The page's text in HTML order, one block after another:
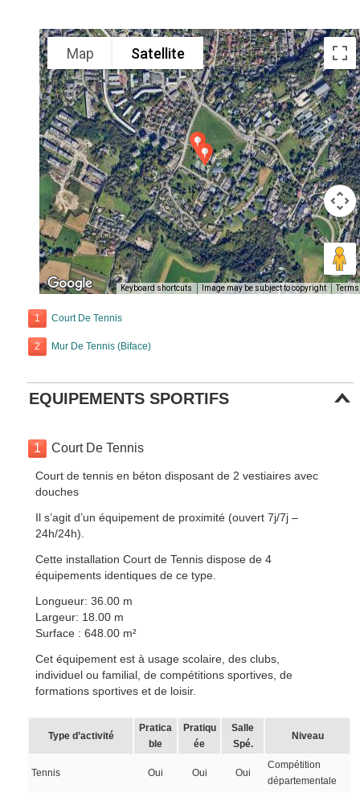
Map Satellite
Keyboard shortcuts Image may be subject to copyright Terms
1 Court De Tennis
2 Mur De Tennis (Biface)
EQUIPEMENTS SPORTIFS
1 Court De Tennis
Court de tennis en béton disposant de 2 vestiaires avec
douches
Il s’agit d’un équipement de proximité (ouvert 7j/7j –
24h/24h).
Cette installation Court de Tennis dispose de 4
équipements identiques de ce type.
Longueur: 36.00 m
Largeur: 18.00 m
Surface : 648.00 m²
Cet équipement est à usage scolaire, des clubs,
individuel ou familial, de compétitions sportives, de
formations sportives et de loisir.
Type d’activité
Pratica
ble
Pratiqu
ée
Salle
Spé.
Niveau
Tennis Oui Oui Oui
Compétition
départementale